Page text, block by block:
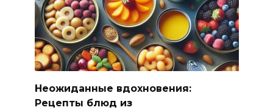
Неожиданные вдохновения:
Рецепты блюд из